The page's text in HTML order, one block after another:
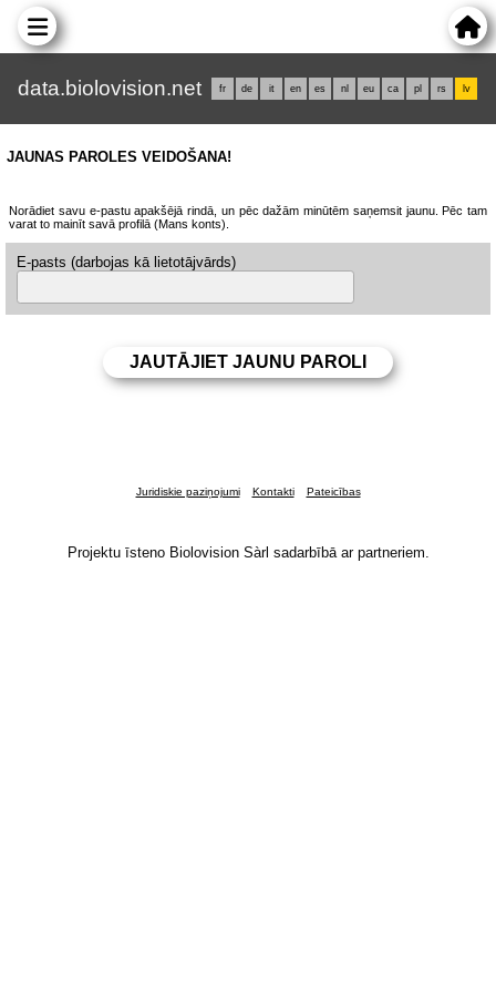
data.biolovision.net fr de it en es nl eu ca pl rs lv
JAUNAS PAROLES VEIDOŠANA!
Norādiet savu e-pastu apakšējā rindā, un pēc dažām minūtēm saņemsit jaunu. Pēc tam
varat to mainīt savā profilā (Mans konts).
E-pasts (darbojas kā lietotājvārds)
Juridiskie paziņojumi Kontakti Pateicības
Projektu īsteno Biolovision Sàrl sadarbībā ar partneriem.